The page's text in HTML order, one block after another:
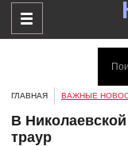
ГЛАВНАЯ ВАЖНЫЕ
В
траур